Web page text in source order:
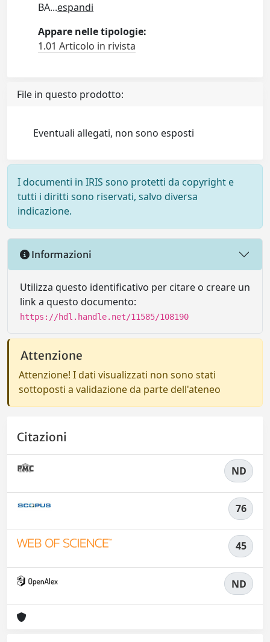
BA...espandi
Appare nelle tipologie:
1.01 Articolo in rivista
File in questo prodotto:
Eventuali allegati, non sono esposti
I documenti in IRIS sono protetti da copyright e
tutti i diritti sono riservati, salvo diversa
indicazione.
Informazioni
Utilizza questo identificativo per citare o creare un
link a questo documento:
https://hdl.handle.net/11585/108190
Attenzione
Attenzione! I dati visualizzati non sono stati
sottoposti a validazione da parte dell'ateneo
Citazioni
ND
76
45
ND